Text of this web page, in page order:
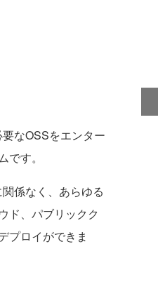
なOSSをエンター
す。
係なく、あらゆる
ド、パブリックク
プロイができま